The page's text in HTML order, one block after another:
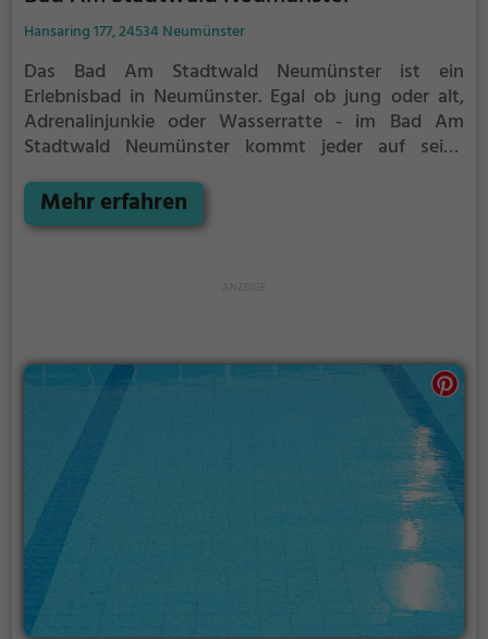
Hansaring 177, 24534 Neumünster
Das Bad Am Stadtwald Neumünster ist ein
Erlebnisbad in Neumünster. Egal ob jung oder alt,
Adrenalinjunkie oder Wasserratte - im Bad Am
Stadtwald Neumünster kommt jeder auf seine
Kindergeburtstag oder einfach mit Freunden ist das
Bad Am Stadtwald Neumünster genau die richtige
Mehr erfahren